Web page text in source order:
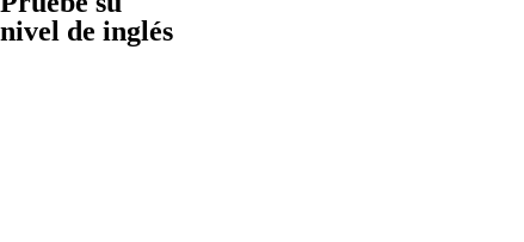
nivel de inglés